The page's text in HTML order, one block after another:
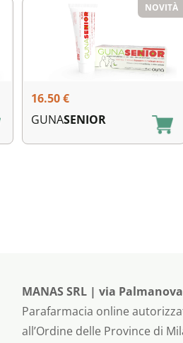
NOVITÀ
16.50€
GUNASENIOR
MANAS SRL | via
Parafarmacia online
all’Ordine delle Province di